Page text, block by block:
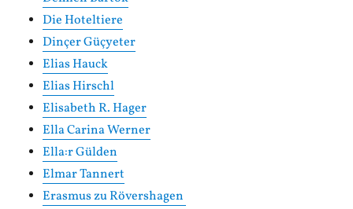
Die Hoteltiere
Dinçer Güçyeter
Elias Hauck
Elias Hirschl
Elisabeth R. Hager
Ella Carina Werner
Ella:r Gülden
Elmar Tannert
Erasmus zu Rövershagen